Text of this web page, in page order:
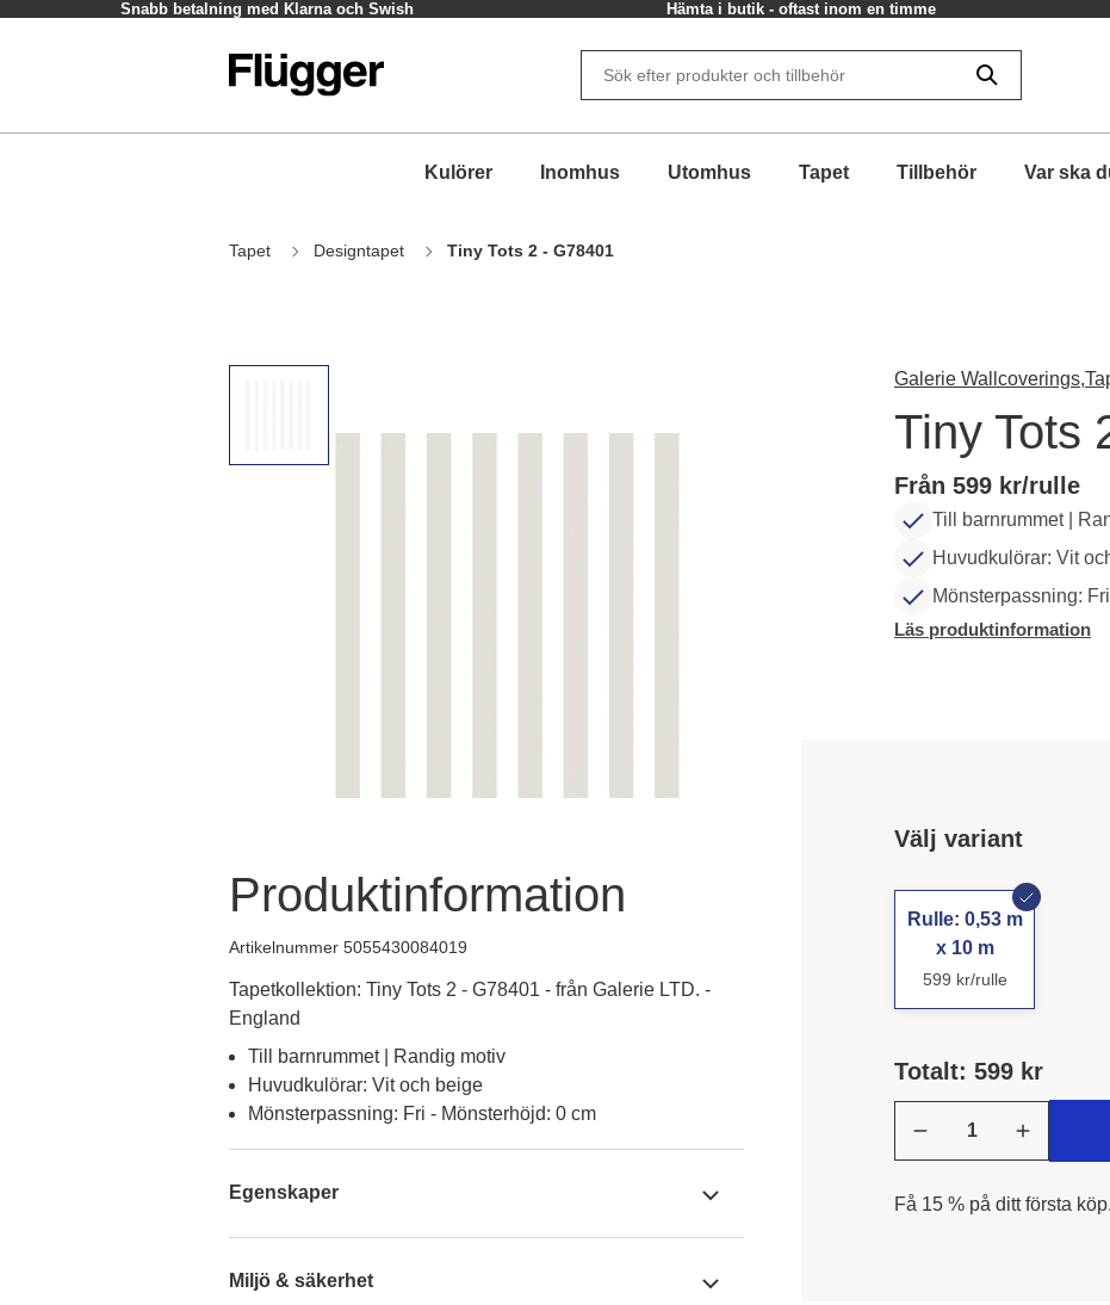
Snabb betalning med Klarna och Swish Hämta i butik - oftast inom en timme
Kulörer Inomhus Utomhus Tapet Tillbehör Var ska
Tapet Designtapet Tiny Tots 2 - G78401
Produktinformation
Artikelnummer 5055430084019
Tapetkollektion: Tiny Tots 2 - G78401 - från Galerie LTD. -
England
Till barnrummet | Randig motiv
Huvudkulörar: Vit och beige
Mönsterpassning: Fri - Mönsterhöjd: 0 cm
Egenskaper
Miljö & säkerhet
Galerie Wallcoverings,
Tiny Tots
Från 599 kr/rulle
Till barnrummet |
Huvudkulörar: Vit
Mönsterpassning:
Läs produktinformation
Välj variant
Rulle: 0,53 m
x 10 m
599 kr/rulle
Totalt: 599 kr
Få 15 % på ditt första köp.